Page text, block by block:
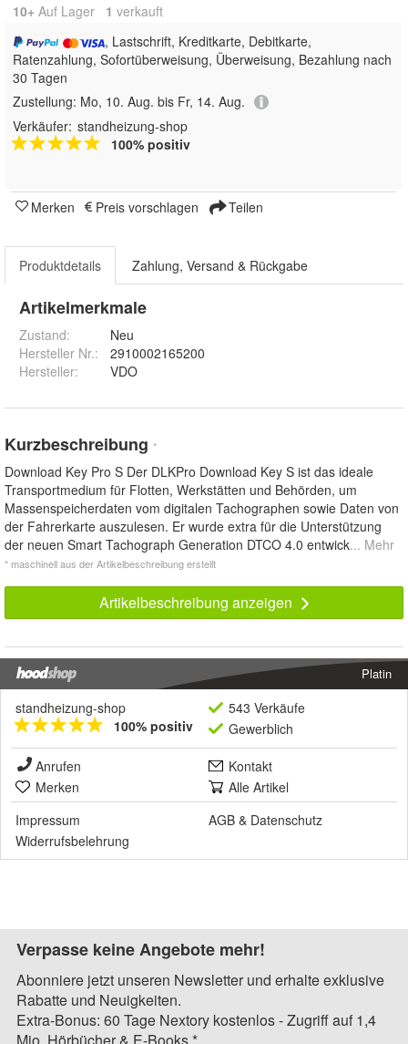
10+ Auf Lager 1 verkauft
, Lastschrift, Kreditkarte, Debitkarte,
Ratenzahlung, Sofortüberweisung, Überweisung, Bezahlung nach
30 Tagen
Zustellung: Mo, 10. Aug. bis Fr, 14. Aug.
Verkäufer: standheizung-shop
100% positiv
Merken Preis vorschlagen Teilen
Produktdetails Zahlung, Versand & Rückgabe
Artikelmerkmale
Zustand:
Neu
Hersteller Nr.:
2910002165200
Hersteller: VDO
Kurzbeschreibung *
Download Key Pro S Der DLKPro Download Key S ist das ideale
Transportmedium für Flotten, Werkstätten und Behörden, um
Massenspeicherdaten vom digitalen Tachographen sowie Daten von
der Fahrerkarte auszulesen. Er wurde extra für die Unterstützung
der neuen Smart Tachograph Generation DTCO 4.0 entwick... Mehr
* maschinell aus der Artikelbeschreibung erstellt
Artikelbeschreibung anzeigen
Platin
standheizung-shop
100% positiv
543 Verkäufe
Gewerblich
Anrufen
Kontakt
Merken
Alle Artikel
Impressum
AGB & Datenschutz
Widerrufsbelehrung
Verpasse keine Angebote mehr!
Abonniere jetzt unseren Newsletter und erhalte exklusive
Rabatte und Neuigkeiten.
Extra-Bonus: 60 Tage Nextory kostenlos - Zugriff auf 1,4